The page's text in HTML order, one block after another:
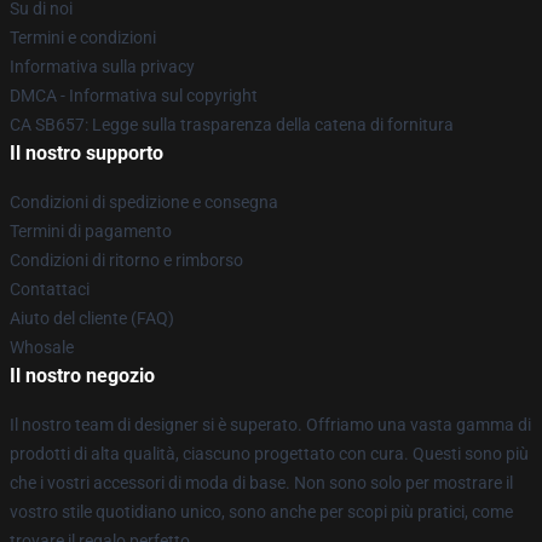
Su di noi
Termini e condizioni
Informativa sulla privacy
DMCA - Informativa sul copyright
CA SB657: Legge sulla trasparenza della catena di fornitura
Il nostro supporto
Condizioni di spedizione e consegna
Termini di pagamento
Condizioni di ritorno e rimborso
Contattaci
Aiuto del cliente (FAQ)
Whosale
Il nostro negozio
Il nostro team di designer si è superato. Offriamo una vasta gamma di
prodotti di alta qualità, ciascuno progettato con cura. Questi sono più
che i vostri accessori di moda di base. Non sono solo per mostrare il
vostro stile quotidiano unico, sono anche per scopi più pratici, come